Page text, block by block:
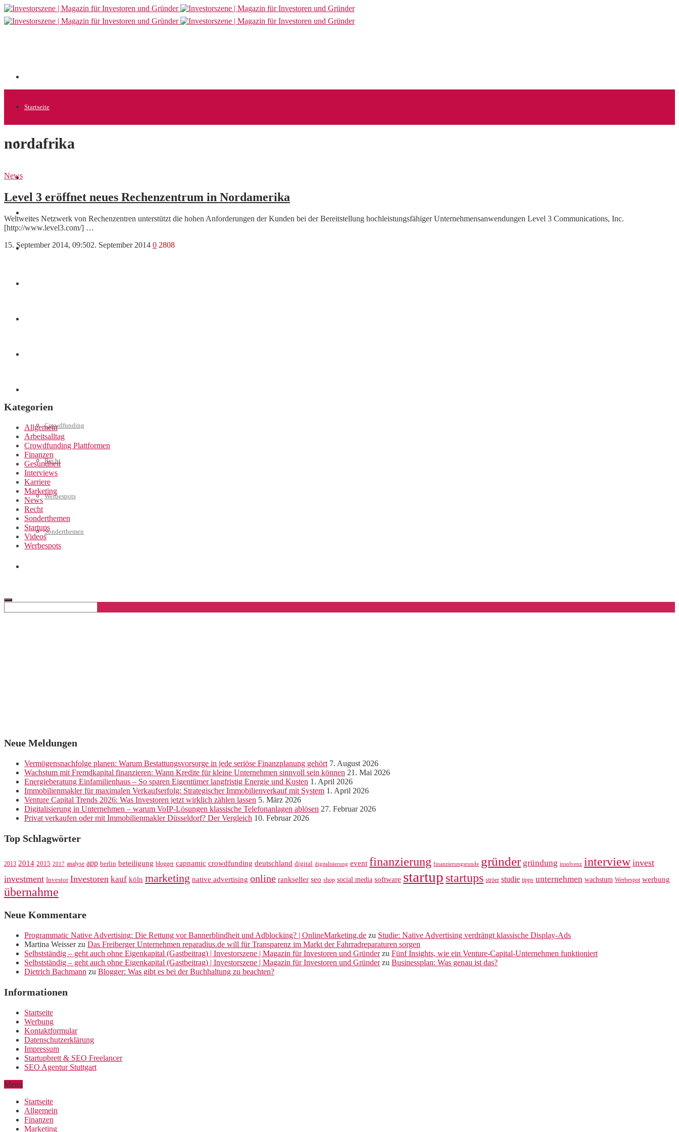
Startseite
Allgemein
Finanzen
Crowdfunding
Recht
Werbespots
Sonderthemen
nordafrika
News
Level 3 eröffnet neues Rechenzentrum in Nordamerika
Weltweites Netzwerk von Rechenzentren unterstützt die hohen Anforderungen der Kunden bei der Bereitstellung hochleistungsfähiger Unternehmensanwendungen Level 3 Communications, Inc.
[http://www.level3.com/] …
15. September 2014, 09:502. September 2014 0 2808
Kategorien
Allgemein
Arbeitsalltag
Crowdfunding Plattformen
Finanzen
Gesundheit
Interviews
Karriere
Marketing
News
Recht
Sonderthemen
Startups
Videos
Werbespots
Neue Meldungen
Vermögensnachfolge planen: Warum Bestattungsvorsorge in jede seriöse Finanzplanung gehört 7. August 2026
Wachstum mit Fremdkapital finanzieren: Wann Kredite für kleine Unternehmen sinnvoll sein können 21. Mai 2026
Energieberatung Einfamilienhaus – So sparen Eigentümer langfristig Energie und Kosten 1. April 2026
Immobilienmakler für maximalen Verkaufserfolg: Strategischer Immobilienverkauf mit System 1. April 2026
Venture Capital Trends 2026: Was Investoren jetzt wirklich zählen lassen 5. März 2026
Digitalisierung in Unternehmen – warum VoIP-Lösungen klassische Telefonanlagen ablösen 27. Februar 2026
Privat verkaufen oder mit Immobilienmakler Düsseldorf? Der Vergleich 10. Februar 2026
Top Schlagwörter
2013 2014 2015 2017 analyse app berlin beteiligung blogger capnamic crowdfunding deutschland digital digitalisierung event finanzierung finanzierungsrunde gründer gründung insolvenz interview invest
investment Investor Investoren kauf köln marketing native advertising online rankseller seo shop social media software startup startups ströer studie tipps unternehmen wachstum Werbespot werbung
übernahme
Neue Kommentare
Programmatic Native Advertising: Die Rettung vor Bannerblindheit und Adblocking? | OnlineMarketing.de zu Studie: Native Advertising verdrängt klassische Display-Ads
Martina Weisserzu Das Freiberger Unternehmen reparadius.de will für Transparenz im Markt der Fahrradreparaturen sorgen
Selbstständig – geht auch ohne Eigenkapital (Gastbeitrag) | Investorszene | Magazin für Investoren und Gründerzu Fünf Insights, wie ein Venture-Capital-Unternehmen funktioniert
Selbstständig – geht auch ohne Eigenkapital (Gastbeitrag) | Investorszene | Magazin für Investoren und Gründerzu Businessplan: Was genau ist das?
Dietrich Bachmann zu Blogger: Was gibt es bei der Buchhaltung zu beachten?
Informationen
Startseite
Werbung
Kontaktformular
Datenschutzerklärung
Impressum
Startupbrett & SEO Freelancer
SEO Agentur Stuttgart
Menu
Startseite
Allgemein
Finanzen
Marketing